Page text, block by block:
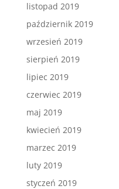
listopad 2019
październik 2019
wrzesień 2019
sierpień 2019
lipiec 2019
czerwiec 2019
maj 2019
kwiecień 2019
marzec 2019
luty 2019
styczeń 2019